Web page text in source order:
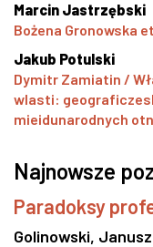
Marcin Jastrzębski
Bożena Gronowska
Jakub Potulski
Dymitr Zamiatin /
wlasti:
mieidunarodnych
Najnowsze
Paradoksy
Golinowski, Janusz